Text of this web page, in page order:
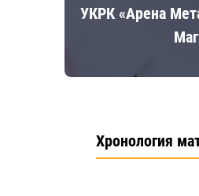
УКРК «Арена
Хронология